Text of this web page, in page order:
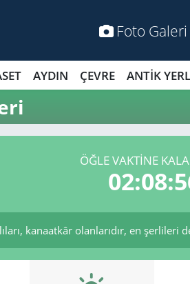
Foto Galeri
AYDIN ÇEVRE ANTİK
ÖĞLE VAKTİNE
kanaatkâr olanlarıdır, en şerlileri